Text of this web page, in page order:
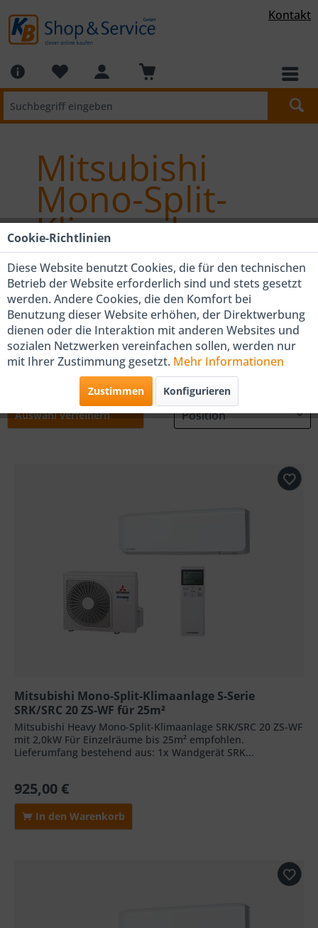
Kontakt
Mitsubishi
Mono-Split-
Klimaanlagen
Mobile
Klimaanlagen
Mono-Split
Klimaanlagen
Multi-Split
Klimaanlagen
Auswahl verfeinern
Mitsubishi Mono-Split-Klimaanlage S-Serie
SRK/SRC 20 ZS-WF für 25m²
Mitsubishi Heavy Mono-Split-Klimaanlage SRK/SRC 20 ZS-WF
mit 2,0kW Für Einzelräume bis 25m² empfohlen.
Lieferumfang bestehend aus: 1x Wandgerät SRK...
925,00 €
In den Warenkorb
Cookie-Richtlinien
Diese Website benutzt Cookies, die für den technischen
Betrieb der Website erforderlich sind und stets gesetzt
werden. Andere Cookies, die den Komfort bei
Benutzung dieser Website erhöhen, der Direktwerbung
dienen oder die Interaktion mit anderen Websites und
sozialen Netzwerken vereinfachen sollen, werden nur
mit Ihrer Zustimmung gesetzt. Mehr Informationen
Zustimmen Konfigurieren